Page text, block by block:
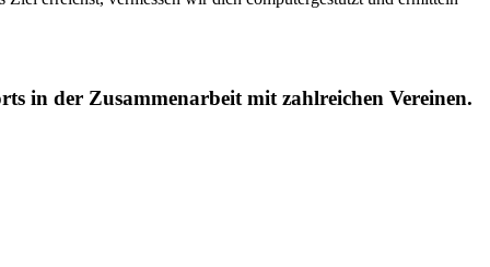
in der Zusammenarbeit mit zahlreichen Vereinen.